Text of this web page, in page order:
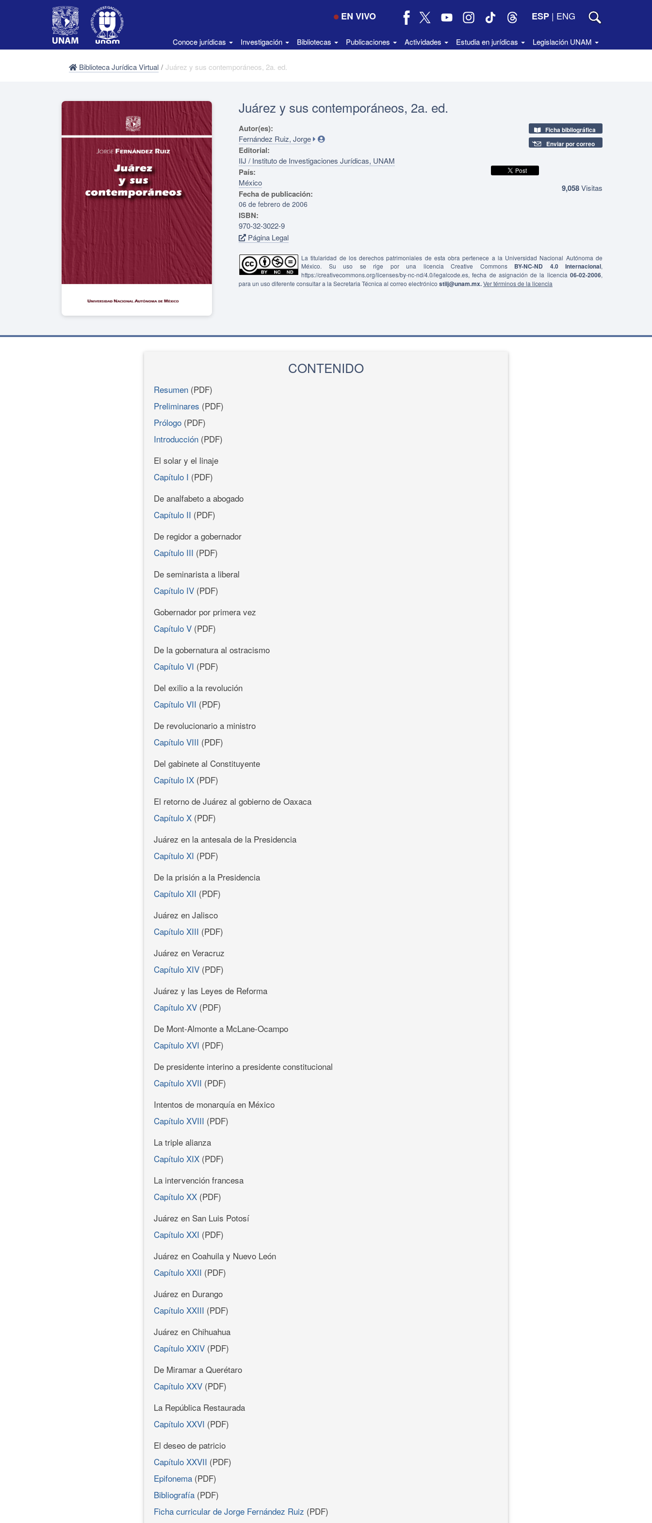
EN VIVO ESP | ENG
Conoce jurídicas Investigación Bibliotecas Publicaciones Actividades Estudia en jurídicas Legislación UNAM
Biblioteca Jurídica Virtual / Juárez y sus contemporáneos, 2a. ed.
Juárez y sus contemporáneos, 2a. ed.
Autor(es):
Fernández Ruiz, Jorge
Editorial:
IIJ / Instituto de Investigaciones Jurídicas, UNAM
País:
México
Fecha de publicación:
06 de febrero de 2006
ISBN:
970-32-3022-9
Página Legal
Ficha bibliográfica
Enviar por correo
9,058Visitas
La titularidad de los derechos patrimoniales de esta obra pertenece a la Universidad Nacional Autónoma de
México. Su uso se rige por una licencia Creative Commons BY-NC-ND 4.0 Internacional,
https://creativecommons.org/licenses/by-nc-nd/4.0/legalcode.es, fecha de asignación de la licencia 06-02-2006,
para un uso diferente consultar a la Secretaria Técnica al correo electrónico stiij@unam.mx.Ver términos de la licencia
CONTENIDO
Resumen (PDF)
Preliminares (PDF)
Prólogo (PDF)
Introducción (PDF)
El solar y el linaje
Capítulo I (PDF)
De analfabeto a abogado
Capítulo II (PDF)
De regidor a gobernador
Capítulo III (PDF)
De seminarista a liberal
Capítulo IV (PDF)
Gobernador por primera vez
Capítulo V (PDF)
De la gobernatura al ostracismo
Capítulo VI (PDF)
Del exilio a la revolución
Capítulo VII (PDF)
De revolucionario a ministro
Capítulo VIII (PDF)
Del gabinete al Constituyente
Capítulo IX (PDF)
El retorno de Juárez al gobierno de Oaxaca
Capítulo X (PDF)
Juárez en la antesala de la Presidencia
Capítulo XI (PDF)
De la prisión a la Presidencia
Capítulo XII (PDF)
Juárez en Jalisco
Capítulo XIII (PDF)
Juárez en Veracruz
Capítulo XIV (PDF)
Juárez y las Leyes de Reforma
Capítulo XV (PDF)
De Mont-Almonte a McLane-Ocampo
Capítulo XVI (PDF)
De presidente interino a presidente constitucional
Capítulo XVII (PDF)
Intentos de monarquía en México
Capítulo XVIII (PDF)
La triple alianza
Capítulo XIX (PDF)
La intervención francesa
Capítulo XX (PDF)
Juárez en San Luis Potosí
Capítulo XXI (PDF)
Juárez en Coahuila y Nuevo León
Capítulo XXII (PDF)
Juárez en Durango
Capítulo XXIII (PDF)
Juárez en Chihuahua
Capítulo XXIV (PDF)
De Miramar a Querétaro
Capítulo XXV (PDF)
La República Restaurada
Capítulo XXVI (PDF)
El deseo de patricio
Capítulo XXVII (PDF)
Epifonema (PDF)
Bibliografía (PDF)
Ficha curricular de Jorge Fernández Ruiz (PDF)